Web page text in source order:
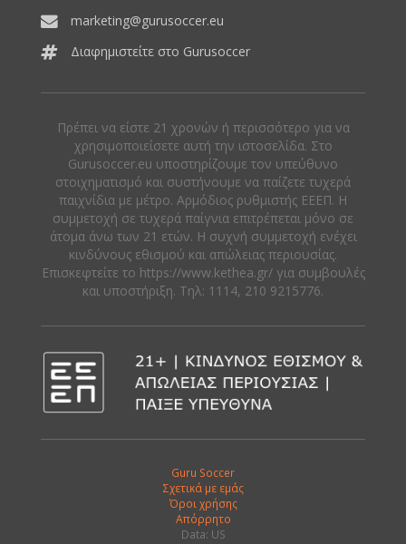
marketing@gurusoccer.eu
Διαφημιστείτε στο Gurusoccer
Πρέπει να είστε 21 χρονών ή περισσότερο για να
χρησιμοποιείσετε αυτή την ιστοσελίδα. Στο
Gurusoccer.eu υποστηρίζουμε τον υπεύθυνο
στοιχηματισμό και συστήνουμε να παίζετε τυχερά
παιχνίδια με μέτρο. Αρμόδιος ρυθμιστής ΕΕΕΠ. Η
συμμετοχή σε τυχερά παίγνια επιτρέπεται μόνο σε
άτομα άνω των 21 ετών. Η συχνή συμμετοχή ενέχει
κινδύνους εθισμού και απώλειας περιουσίας.
Eπισκεφτείτε το https://www.kethea.gr/ για συμβουλές
και υποστήριξη. Tηλ: 1114, 210 9215776.
Guru Soccer
Σχετικά με εμάς
Όροι χρήσης
Απόρρητο
Data: US